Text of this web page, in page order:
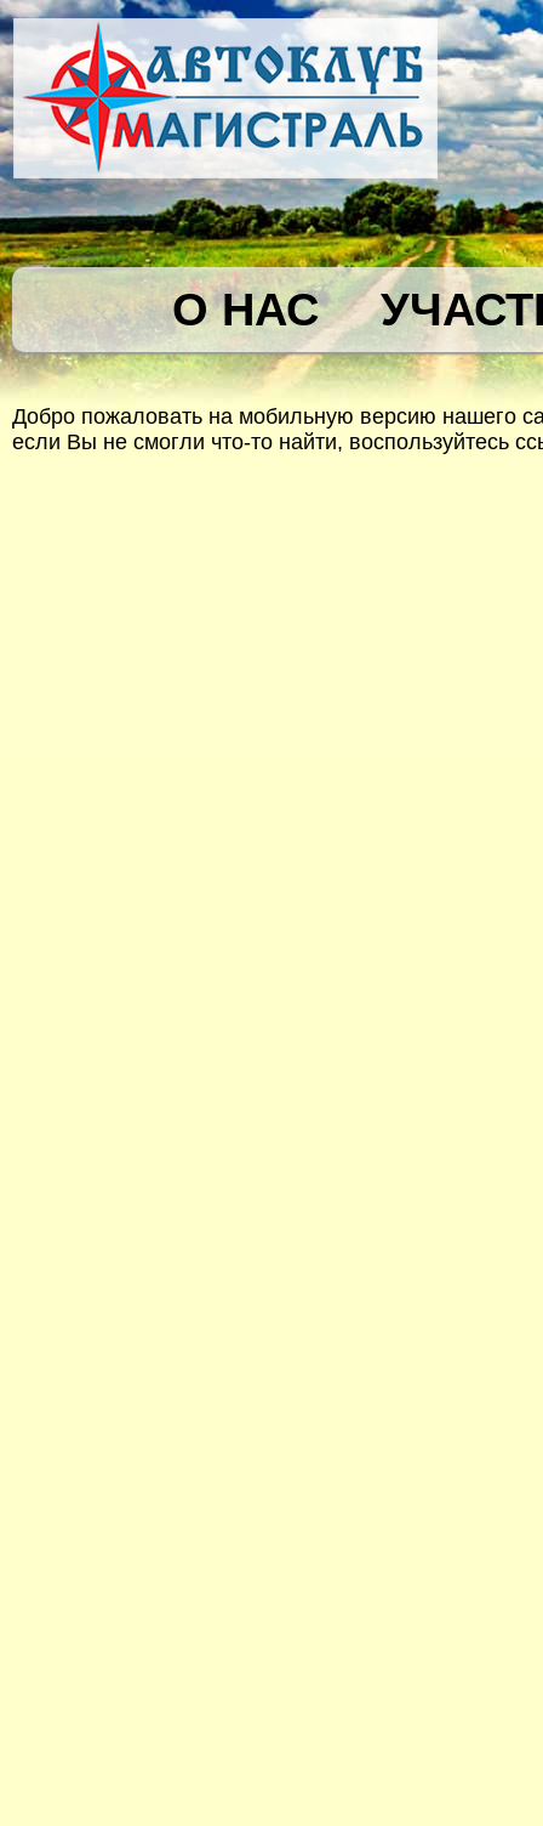
О НАС
Добро пожаловать на мобильную версию нашего
если Вы не смогли что-то найти, воспользуйтесь